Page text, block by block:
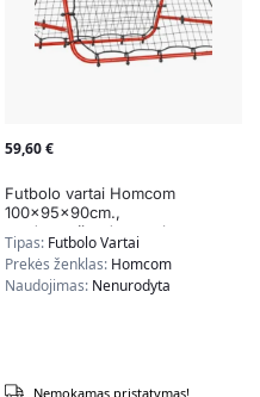
59,60€
Futbolo vartai Homcom
100x95x90cm.,
raudonos/juodos spalvos
Tipas: Futbolo Vartai
Prekės ženklas: Homcom
Naudojimas: Nenurodyta
Nemokamas pristatymas!